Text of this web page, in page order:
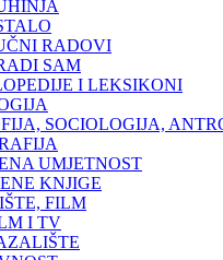
RADOVI
SAM
I LEKSIKONI
SOCIOLOGIJA,
UMJETNOST
KNJIGE
FILM
I TV